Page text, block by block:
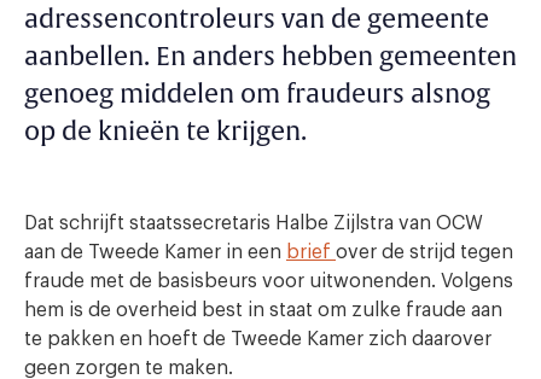
adressencontroleurs van de gemeente
aanbellen. En anders hebben gemeenten
genoeg middelen om fraudeurs alsnog
op de knieën te krijgen.
Dat schrijft staatssecretaris Halbe Zijlstra van OCW
aan de Tweede Kamer in een brief over de strijd tegen
fraude met de basisbeurs voor uitwonenden. Volgens
hem is de overheid best in staat om zulke fraude aan
te pakken en hoeft de Tweede Kamer zich daarover
geen zorgen te maken.